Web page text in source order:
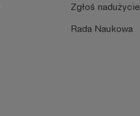
Zgłoś nadużycie
Rada Naukowa